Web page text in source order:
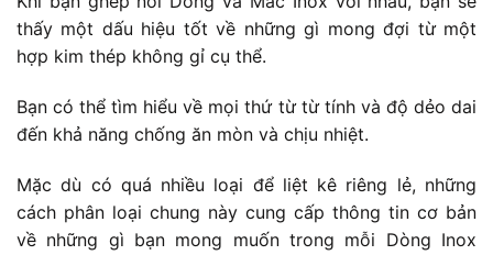
thấy một dấu hiệu tốt về những gì mong đợi từ một
hợp kim thép không gỉ cụ thể.
Bạn có thể tìm hiểu về mọi thứ từ từ tính và độ dẻo dai
đến khả năng chống ăn mòn và chịu nhiệt.
Mặc dù có quá nhiều loại để liệt kê riêng lẻ, những
cách phân loại chung này cung cấp thông tin cơ bản
về những gì bạn mong muốn trong mỗi Dòng Inox